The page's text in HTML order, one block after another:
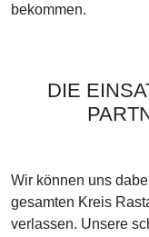
bekommen.
DIE
Wir können uns
gesamten Kreis
verlassen. Unsere